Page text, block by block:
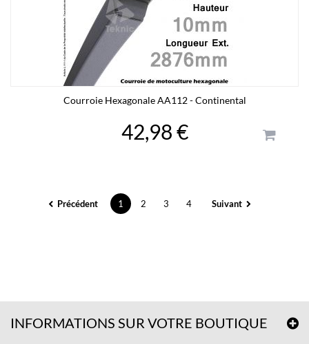
Courroie Hexagonale AA112 - Continental
42,98 €
Précédent 1 2 3 4 Suivant
INFORMATIONS SUR VOTRE BOUTIQUE